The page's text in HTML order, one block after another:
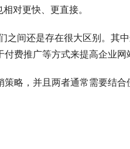
对更快、更直接。
之间还是存在很大区别。其
费推广等方式来提高企业网
略，并且两者通常需要结